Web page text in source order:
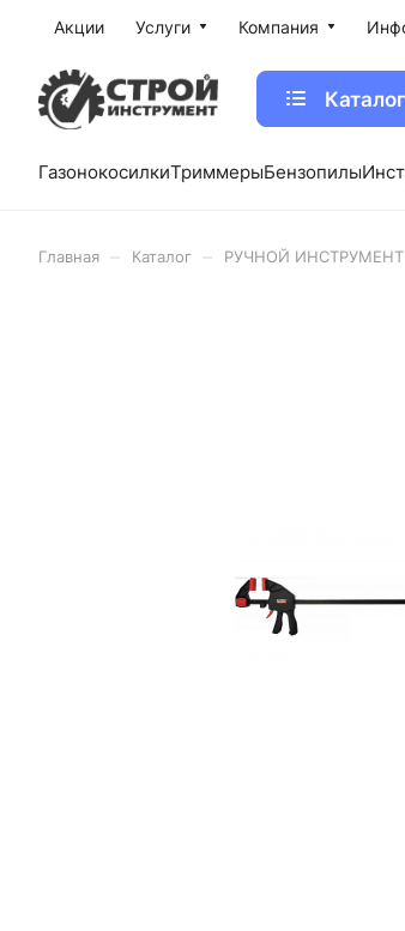
Акции Услуги Компания
Каталог
ГазонокосилкиТриммерыБензопилы
Главная Каталог РУЧНОЙ ИНСТРУМЕНТ